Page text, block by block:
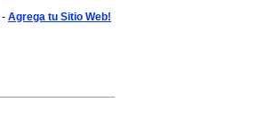
- Agrega tu Sitio Web!